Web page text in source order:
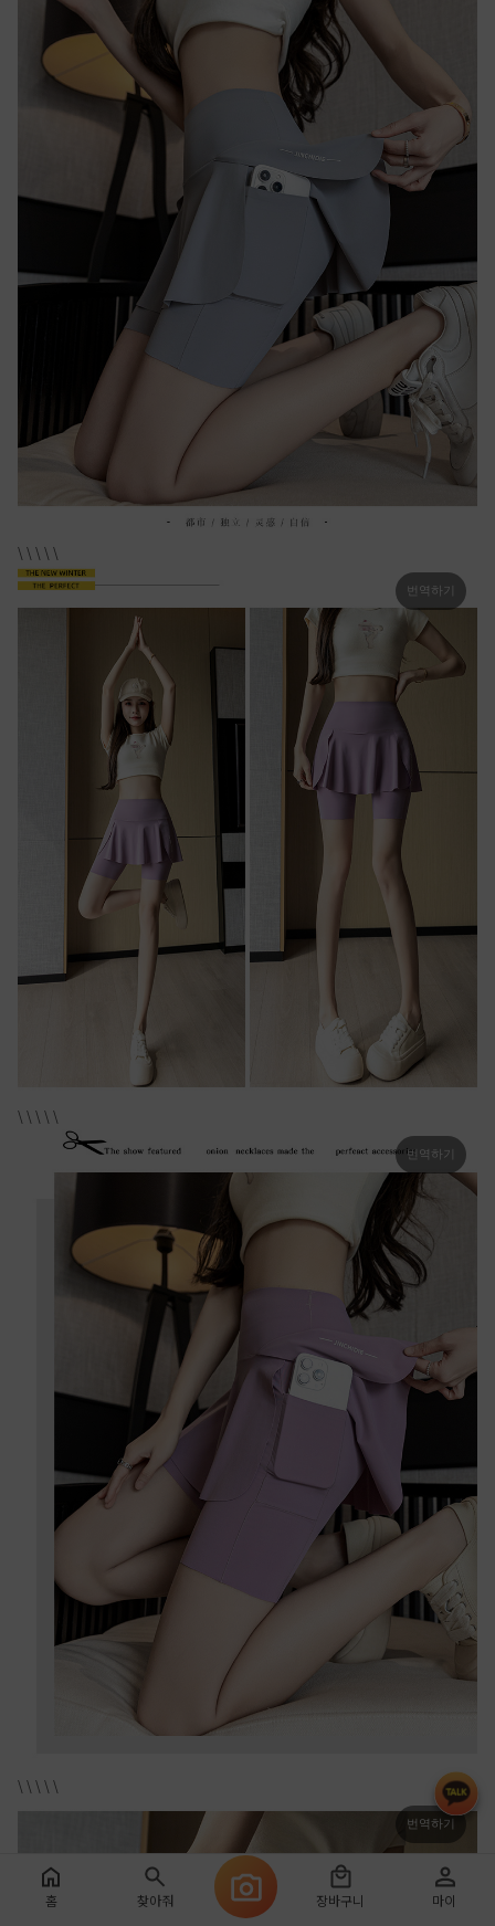
홈 찾아줘 장바구니 마이
\ \ \ \ \
번역하기
\ \ \ \ \
번역하기
\ \ \ \ \
번역하기